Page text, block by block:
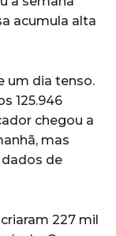
acumula alta
um dia tenso.
125.946
chegou a
mas
de
227 mil